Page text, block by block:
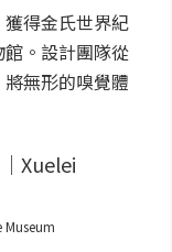
得金氏世界紀
。設計團隊從
無形的嗅覺體
Museum